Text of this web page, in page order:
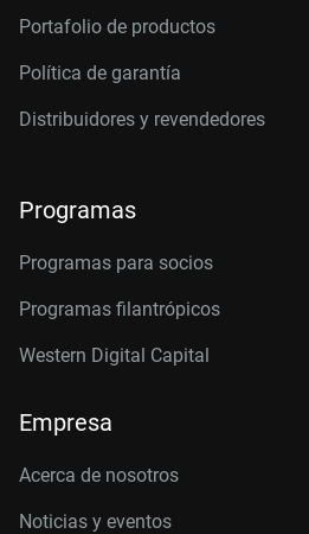
Portafolio de productos
Política de garantía
Distribuidores y revendedores
Programas
Programas para socios
Programas filantrópicos
Western Digital Capital
Empresa
Acerca de nosotros
Noticias y eventos